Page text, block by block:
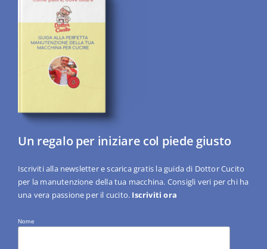
Un regalo per iniziare col piede giusto
Iscriviti alla newsletter e scarica gratis la guida di Dottor Cucito
per la manutenzione della tua macchina. Consigli veri per chi ha
una vera passione per il cucito. Iscriviti ora
Nome